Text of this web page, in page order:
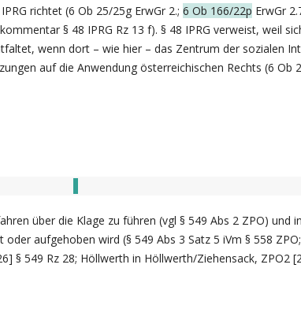
richtet (6 Ob 25/25g ErwGr 2.; 6 Ob 166/22p ErwGr
§ 48 IPRG Rz 13 f). § 48 IPRG verweist, weil
wenn dort – wie hier – das Zentrum der sozialen
auf die Anwendung österreichischen Rechts (6 Ob
über die Klage zu führen (vgl § 549 Abs 2 ZPO) und
aufgehoben wird (§ 549 Abs 3 Satz 5 iVm § 558 ZPO;
§ 549 Rz 28; Höllwerth in Höllwerth/Ziehensack, ZPO2